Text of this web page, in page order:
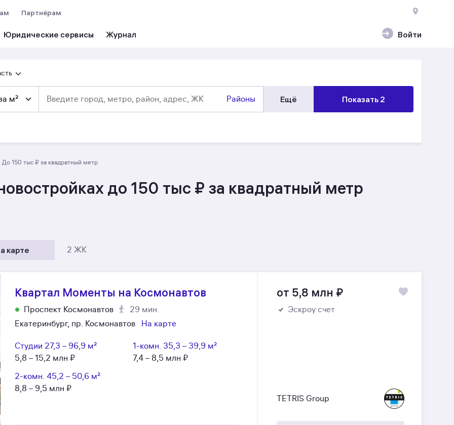
Войти
Юридические сервисы
Партнёрам
м² Районы Ещё Показать 2
до 150 тыс ₽ за квадратный метр
до 150 тыс ₽ за квадратный метр
карте 2 ЖК
Квартал Моменты на Космонавтов
Проспект Космонавтов
29 мин.
Екатеринбург, пр. Космонавтов
На карте
Студии 27,3 – 96,9 м²
5,8 – 15,2 млн ₽
1-комн. 35,3 – 39,9 м²
7,4 – 8,5 млн ₽
2-комн. 45,2 – 50,6 м²
8,8 – 9,5 млн ₽
от 5,8 млн ₽
Эскроу счет
TETRIS Group